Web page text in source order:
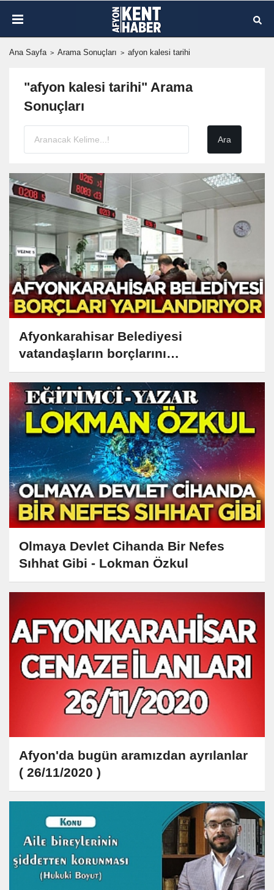
Ana Sayfa Arama Sonuçları afyon kalesi tarihi
"afyon kalesi tarihi" Arama
Sonuçları
Afyonkarahisar Belediyesi
vatandaşların borçlarını
yapılandırıyor
Olmaya Devlet Cihanda Bir Nefes
Sıhhat Gibi - Lokman Özkul
Afyon'da bugün aramızdan ayrılanlar
( 26/11/2020 )